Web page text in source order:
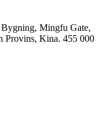
Mingfu Gate,
Provins, Kina. 455 000